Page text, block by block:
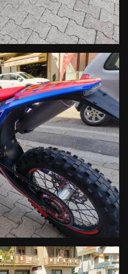
impattando positivamente
ad una centralizzazione delle
Inoltre, il basamento
più grandi e robusti.
un netto allungamento della
maggior fluidità nel passaggio
del comfort di guida e
dopo, la cambiata. Il risultato è
della moto in gara, dove si
perfetto per affrontare ogni
validi anche su RR Race
in tutta Italia.